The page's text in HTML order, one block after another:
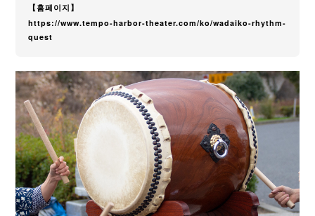
【홈페이지】
https://www.tempo-harbor-theater.com/ko/wadaiko-rhythm-
quest